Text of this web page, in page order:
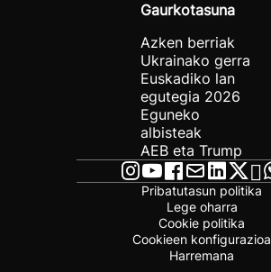
Gaurkotasuna
Azken berriak
Ukrainako gerra
Euskadiko lan
egutegia 2026
Eguneko
albisteak
AEB eta Trump
Pribatutasun politika
Lege oharra
Cookie politika
Cookieen konfigurazioa
Harremana